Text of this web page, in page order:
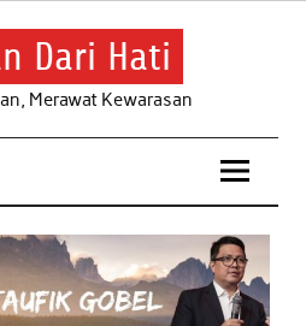
Dari Hati
Merawat Kewarasan